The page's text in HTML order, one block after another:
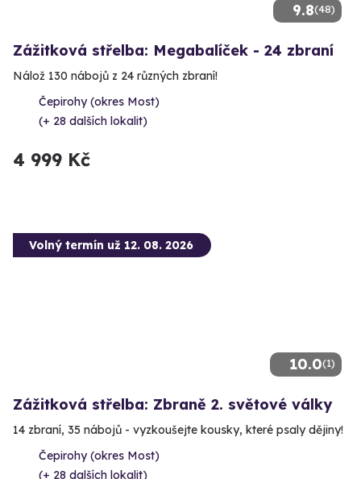
9.8(48)
Zážitková střelba: Megabalíček - 24 zbraní
Nálož 130 nábojů z 24 různých zbraní!
Čepirohy (okres Most)
(+ 28 dalších lokalit)
4 999 Kč
10.0(1)
Volný termín už 12. 08. 2026
Zážitková střelba: Zbraně 2. světové války
14 zbraní, 35 nábojů - vyzkoušejte kousky, které psaly dějiny!
Čepirohy (okres Most)
(+ 28 dalších lokalit)